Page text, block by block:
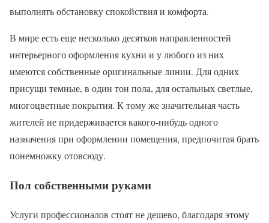
выполнять обстановку спокойствия и комфорта.
В мире есть еще несколько десятков направленностей
интерьерного оформления кухни и у любого из них
имеются собственные оригинальные линии. Для одних
присущи темные, в один тон пола, для остальных светлые,
многоцветные покрытия. К тому же значительная часть
жителей не придерживается какого-нибудь одного
назначения при оформлении помещения, предпочитая брать
понемножку отовсюду.
Пол собственными руками
Услуги профессионалов стоят не дешево, благодаря этому